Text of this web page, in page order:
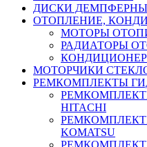
ДИСКИ
ОТОПЛЕНИЕ,
МОТОРЫ
РАДИАТОРЫ
КОНДИЦИОНЕР
МОТОРЧИКИ
РЕМКОМПЛЕКТЫ
HITACHI
KOMATSU